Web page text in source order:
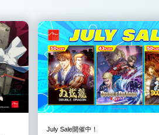
July Sale開催中！